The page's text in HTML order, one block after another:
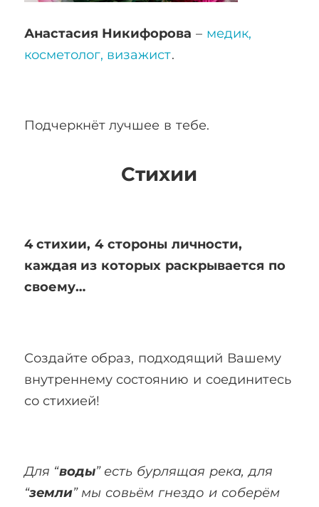
Анастасия Никифорова – медик,
косметолог, визажист.
Подчеркнёт лучшее в тебе.
Стихии
4 стихии, 4 стороны личности,
каждая из которых раскрывается по
своему…
Создайте образ, подходящий Вашему
внутреннему состоянию и соединитесь
со стихией!
Для “воды” есть бурлящая река, для
“земли” мы совьём гнездо и соберём